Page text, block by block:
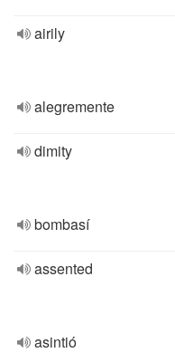
airily
alegremente
dimity
bombasí
assented
asintió